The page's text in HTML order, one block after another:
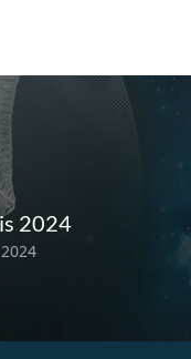
2024